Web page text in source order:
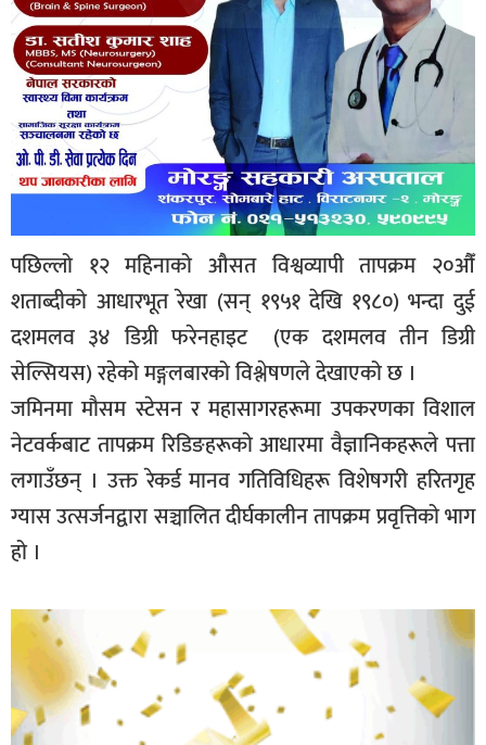
पछिल्लो १२ महिनाको औसत विश्वव्यापी तापक्रम २०औँ
शताब्दीको आधारभूत रेखा (सन् १९५१ देखि १९८०) भन्दा दुई
दशमलव ३४ डिग्री फरेनहाइट (एक दशमलव तीन डिग्री
सेल्सियस) रहेको मङ्गलबारको विश्लेषणले देखाएको छ ।
जमिनमा मौसम स्टेसन र महासागरहरूमा उपकरणका विशाल
नेटवर्कबाट तापक्रम रिडिङहरूको आधारमा वैज्ञानिकहरूले पत्ता
लगाउँछन् । उक्त रेकर्ड मानव गतिविधिहरू विशेषगरी हरितगृह
ग्यास उत्सर्जनद्वारा सञ्चालित दीर्घकालीन तापक्रम प्रवृत्तिको भाग
हो ।